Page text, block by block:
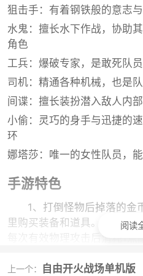
狙击手：有着钢铁般的意志
水鬼：擅长水下作战，协助
角色
工兵：爆破专家，是敢死队
司机：精通各种机械，也是
间谍：擅长装扮潜入敌人内
小偷：灵巧的身手与迅捷的
环
娜塔莎：唯一的女性队员，
手游特色
1、打倒怪物后掉落的金
里购买装备和道具。装备和
远消失，得重新购买新的，
阅读
上一个： 自由开火战场单机版